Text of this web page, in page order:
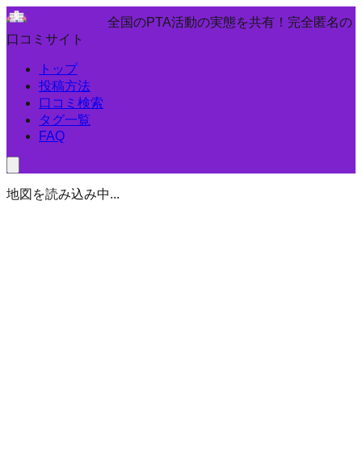
全国のPTA活動の実態を共有！完全匿名の
口コミサイト
トップ
投稿方法
口コミ検索
タグ一覧
FAQ
地図を読み込み中...